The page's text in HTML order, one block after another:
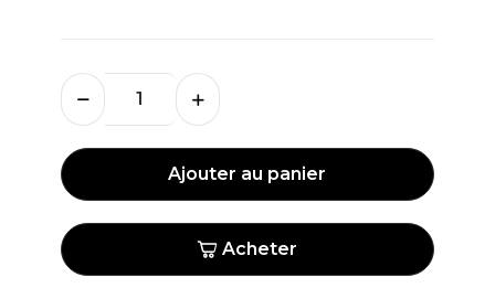
Ajouter au panier
Acheter